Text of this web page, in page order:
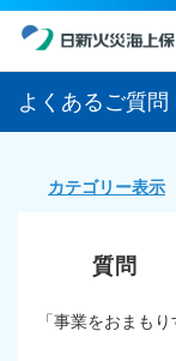
よくあるご質問
カテゴリー表示
「事業をおまも